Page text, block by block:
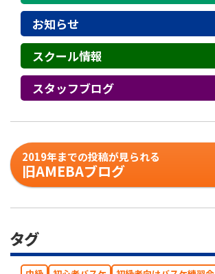
お知らせ
スクール情報
スタッフブログ
2019年までの投稿が見られる
旧AMEBAブログ
タグ